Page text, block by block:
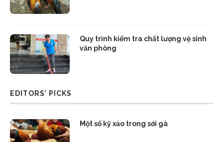
Quy trình kiểm tra chất lượng vệ sinh
văn phòng
EDITORS’ PICKS
Một số kỹ xảo trong sới gà